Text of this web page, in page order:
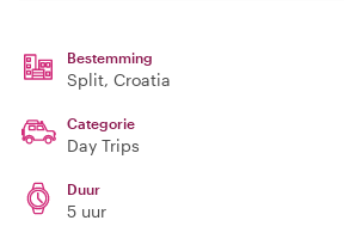
Bestemming
Split, Croatia
Categorie
Day Trips
Duur
5 uur